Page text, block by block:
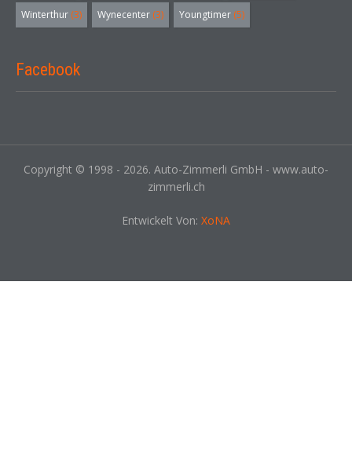
Winterthur (3) Wynecenter (3) Youngtimer (5)
Facebook
Copyright © 1998 - 2026. Auto-Zimmerli GmbH - www.auto-
zimmerli.ch
Entwickelt Von: XoNA